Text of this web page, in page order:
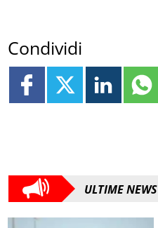
Condividi
ULTIME NEWS